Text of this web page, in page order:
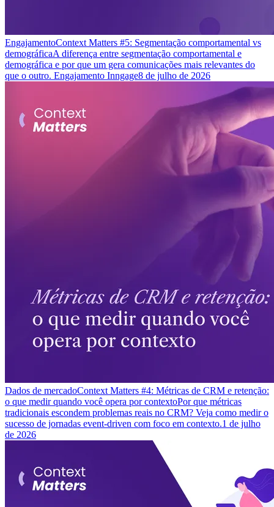
EngajamentoContext Matters #5: Segmentação comportamental vs
demográficaA diferença entre segmentação comportamental e
demográfica e por que um gera comunicações mais relevantes do
que o outro. Engajamento Inngage8 de julho de 2026
Dados de mercadoContext Matters #4: Métricas de CRM e retenção:
o que medir quando você opera por contextoPor que métricas
tradicionais escondem problemas reais no CRM? Veja como medir o
sucesso de jornadas event-driven com foco em contexto.1 de julho
de 2026